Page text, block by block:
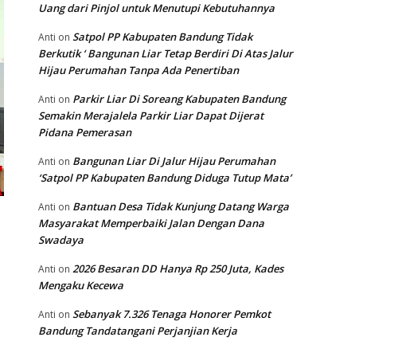
Uang dari Pinjol untuk Menutupi Kebutuhannya
Anti on Satpol PP Kabupaten Bandung Tidak
Berkutik ‘ Bangunan Liar Tetap Berdiri Di Atas Jalur
Hijau Perumahan Tanpa Ada Penertiban
Anti on Parkir Liar Di Soreang Kabupaten Bandung
Semakin Merajalela Parkir Liar Dapat Dijerat
Pidana Pemerasan
Anti on Bangunan Liar Di Jalur Hijau Perumahan
‘Satpol PP Kabupaten Bandung Diduga Tutup Mata’
Anti on Bantuan Desa Tidak Kunjung Datang Warga
Masyarakat Memperbaiki Jalan Dengan Dana
Swadaya
Anti on 2026 Besaran DD Hanya Rp 250 Juta, Kades
Mengaku Kecewa
Anti on Sebanyak 7.326 Tenaga Honorer Pemkot
Bandung Tandatangani Perjanjian Kerja